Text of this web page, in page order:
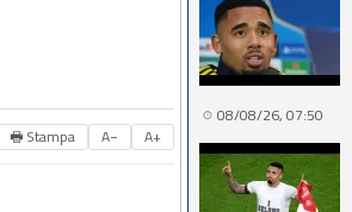
🖶 Stampa A− A+
08/08/26, 07:50